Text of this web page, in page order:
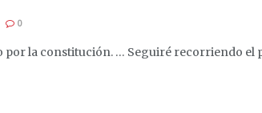
0
por la constitución. … Seguiré recorriendo el